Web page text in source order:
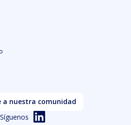
a nuestra comunidad
Síguenos